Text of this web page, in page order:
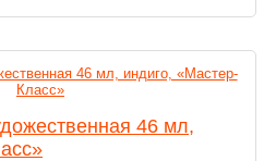
46 мл,